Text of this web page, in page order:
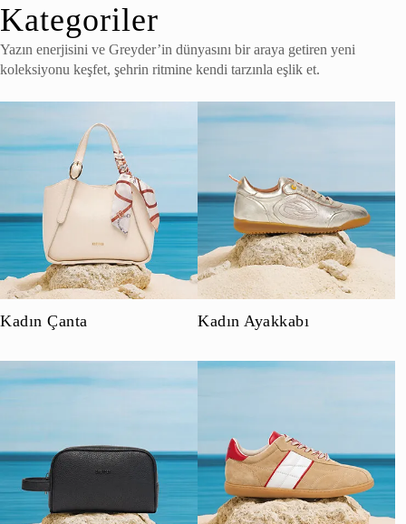
Kategoriler
Yazın enerjisini ve Greyder’in dünyasını bir araya getiren yeni
koleksiyonu keşfet, şehrin ritmine kendi tarzınla eşlik et.
Kadın Çanta Kadın Ayakkabı